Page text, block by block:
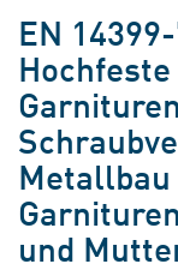
EN
Metallbau
und